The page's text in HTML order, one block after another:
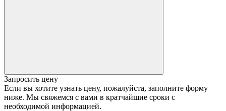
Запросить цену
Если вы хотите узнать цену, пожалуйста, заполните форму
ниже. Мы свяжемся с вами в кратчайшие сроки с
необходимой информацией.